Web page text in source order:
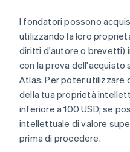
I fondatori possono
utilizzando la loro
diritti d'autore o brevetti)
con la prova dell'acquisto
Atlas. Per poter utilizzare
della tua proprietà
inferiore a 100 USD; se
intellettuale di valore
prima di procedere.